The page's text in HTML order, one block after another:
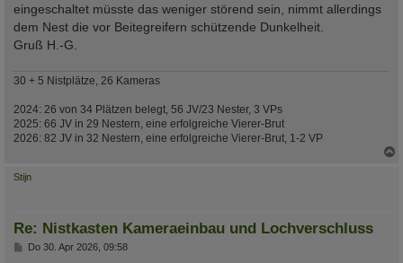
eingeschaltet müsste das weniger störend sein, nimmt allerdings
dem Nest die vor Beitegreifern schützende Dunkelheit.
Gruß H.-G.
30 + 5 Nistplätze, 26 Kameras
2024: 26 von 34 Plätzen belegt, 56 JV/23 Nester, 3 VPs
2025: 66 JV in 29 Nestern, eine erfolgreiche Vierer-Brut
2026: 82 JV in 32 Nestern, eine erfolgreiche Vierer-Brut, 1-2 VP
Stijn
Re: Nistkasten Kameraeinbau und Lochverschluss
BDo 30. Apr 2026, 09:58